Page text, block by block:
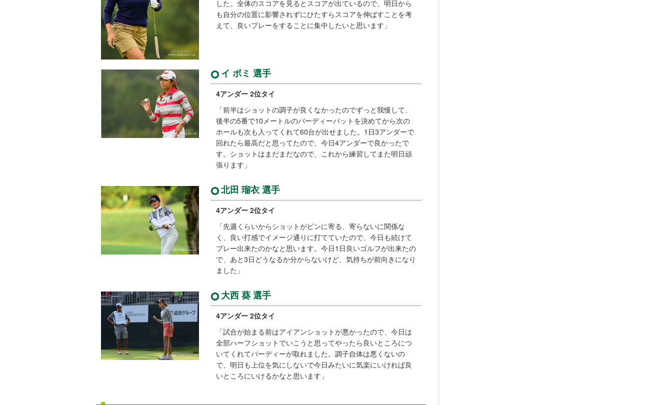
した。全体のスコアを見るとスコアが出ているので、明日から
も自分の位置に影響されずにひたすらスコアを伸ばすことを考
えて、良いプレーをすることに集中したいと思います」
イ ボミ 選手
4アンダー 2位タイ
「前半はショットの調子が良くなかったのでずっと我慢して、
後半の5番で10メートルのバーディーパットを決めてから次の
ホールも次も入ってくれて60台が出せました。1日3アンダーで
回れたら最高だと思ってたので、今日4アンダーで良かったで
す。ショットはまだまだなので、これから練習してまた明日頑
張ります」
北田 瑠衣 選手
4アンダー 2位タイ
「先週くらいからショットがピンに寄る、寄らないに関係な
く、良い打感でイメージ通りに打てていたので、今日も続けて
プレー出来たのかなと思います。今日1日良いゴルフが出来たの
で、あと3日どうなるか分からないけど、気持ちが前向きになり
ました」
大西 葵 選手
4アンダー 2位タイ
「試合が始まる前はアイアンショットが悪かったので、今日は
全部ハーフショットでいこうと思ってやったら良いところにつ
いてくれてバーディーが取れました。調子自体は悪くないの
で、明日も上位を気にしないで今日みたいに気楽にいければ良
いところにいけるかなと思います」